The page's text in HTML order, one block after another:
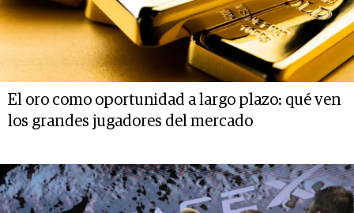
El oro como oportunidad a largo plazo: qué ven
los grandes jugadores del mercado